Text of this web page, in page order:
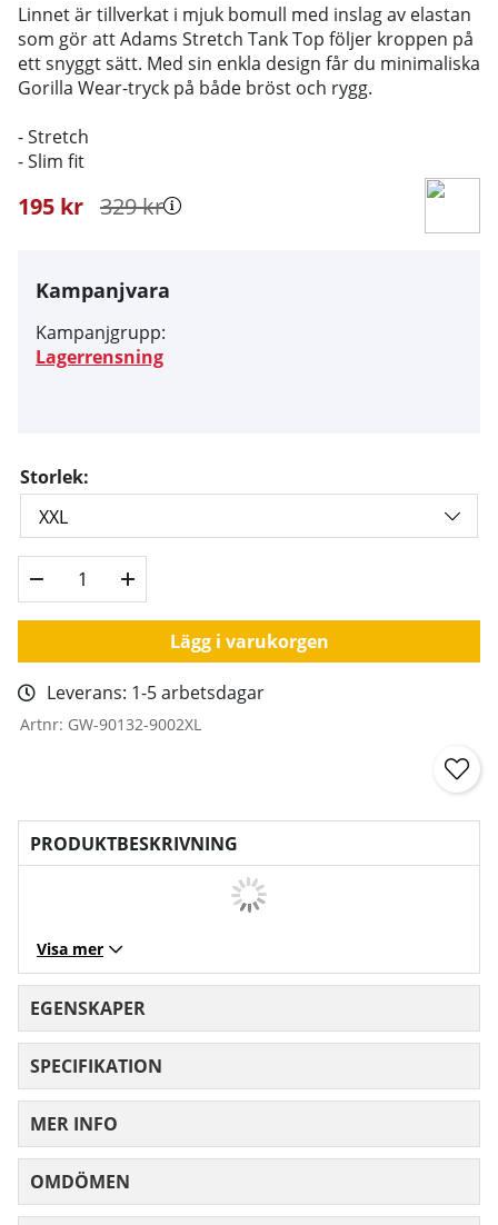
Linnet är tillverkat i mjuk bomull med inslag av elastan
som gör att Adams Stretch Tank Top följer kroppen på
ett snyggt sätt. Med sin enkla design får du minimaliska
Gorilla Wear-tryck på både bröst och rygg.
- Stretch
- Slim fit
329kr
195 kr
Kampanjvara
Kampanjgrupp:
Lagerrensning
Storlek:
Lägg i varukorgen
Leverans: 1-5 arbetsdagar
Artnr: GW-90132-9002XL
PRODUKTBESKRIVNING
Visa mer
EGENSKAPER
SPECIFIKATION
MER INFO
OMDÖMEN